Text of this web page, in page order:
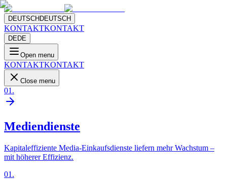
DEUTSCH DEUTSCH
KONTAKTKONTAKT
DEDE
Open menu
KONTAKTKONTAKT
Close menu
01 .
Mediendienste
Kapitaleffiziente Media-Einkaufsdienste liefern mehr Wachstum –
mit höherer Effizienz.
01 .